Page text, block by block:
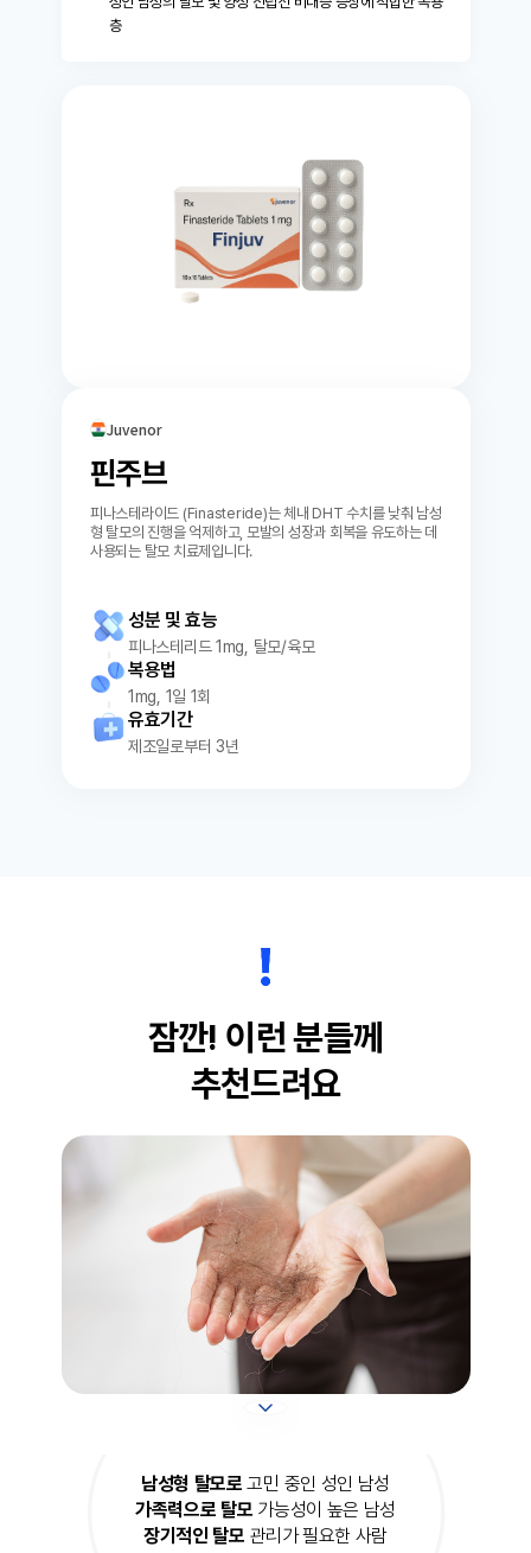
장시켜 혈압을 낮추는 것입니다. 피나스테리드는
기본적으로 탈모를 방지해 주는 약으로 없는 모발
리드가 탈모를 억제할 경우 발모된 모발이 빠지지
않기 때문에 결과적으로 모발이 증가하는 효과가
생기는 것이다. 물론 발모 능력 자체가 완전히 상
실된 상황이라면 이런 효과는 발생하지 않는다.모
발 증가의 관점에서 보면 피나스테리드는 최소한
3개월은 먹어야 효과를 체감할 수 있다. 모발이라
는 게 생장기-퇴행기-휴지기의 과정을 거치는데,
걸리기 때문에 아무리 마음이 급해도 최소 3개월
테리드의 본질적인 기능인 탈모 감소효과는 이보
다 훨씬 일찍 나타나는데, 빠르면 한 일주일만 복
용해도 머리를 감거나 빗을 때 머리카락이 빠지는
현상이 크게 감소한다. 일단 머리카락 빠지는 것이
줄어들면서 새로 난 모발에 의해 장기적으로 모발
조에 달한다고 보고되고 있는데, 이는 효과가 늦게
나타나는 사람들까지 포함한 수치로 효과가 빠른
경우 6개월이면 상당한 모발 증가 효과를 체감할
수 있다.안타깝게도 매우 드물게 효과가 별로 없는
경우가 있는데, 이런 경우는 모발 이식 외에는 답
이 없다다만 장기간 먹어도 효과가 전혀 없는 경우
는 극히 드물고 효과가 늦게 나타나는 것을 효과가
스트레스성 원형 탈모나 노화로 인한 탈모 등은 막
을 수 없다. 때문에 피나리스테리드 장기 복용자
스테리드 내성 때문에 탈모가 재발한다고 오해하
는 경우가 종종 있다.
층
Juvenor
핀주브
피나스테라이드 (Finasteride)는 체내 DHT 수치를 낮춰 남성
형 탈모의 진행을 억제하고, 모발의 성장과 회복을 유도하는 데
사용되는 탈모 치료제입니다.
성분 및 효능
피나스테리드 1mg, 탈모/육모
복용법
1mg, 1일 1회
유효기간
제조일로부터 3년
잠깐! 이런 분들께
추천드려요
남성형 탈모로 고민 중인 성인 남성
가족력으로 탈모 가능성이 높은 남성
장기적인 탈모 관리가 필요한 사람